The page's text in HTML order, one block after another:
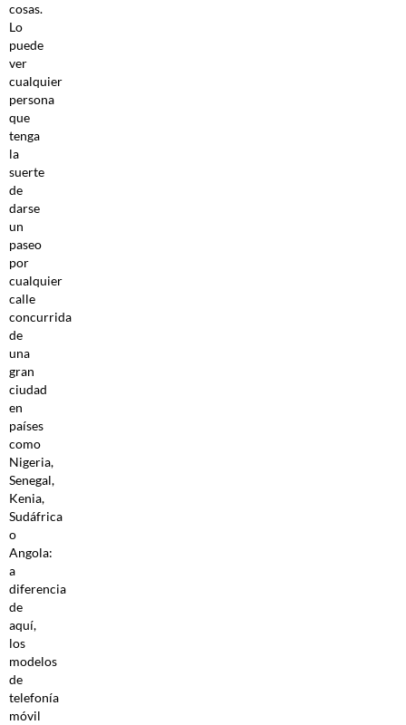
cosas.
Lo
puede
ver
cualquier
persona
que
tenga
la
suerte
de
darse
un
paseo
por
cualquier
calle
concurrida
de
una
gran
ciudad
en
países
como
Nigeria,
Senegal,
Kenia,
Sudáfrica
o
Angola:
a
diferencia
de
aquí,
los
modelos
de
telefonía
móvil